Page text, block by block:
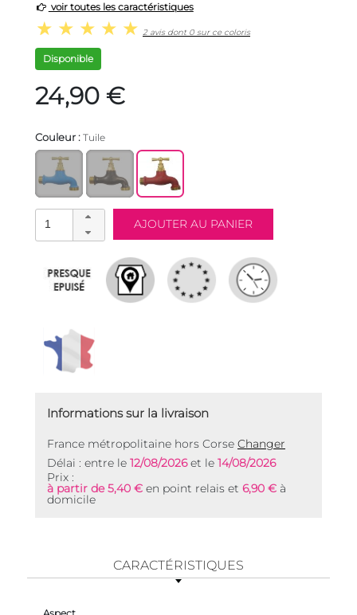
voir toutes les caractéristiques
2 avis dont 0 sur ce coloris
Disponible
24,90 €
Couleur : Tuile
Informations sur la livraison
France métropolitaine hors Corse Changer
Délai : entre le 12/08/2026et le 14/08/2026
Prix :
à partir de 5,40 € en point relais et 6,90 € à
domicile
CARACTÉRISTIQUES